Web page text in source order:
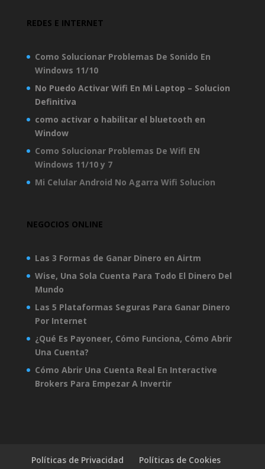
REDES E INTERNET
Como Solucionar Problemas De Sonido En
Windows 11/10
No Puedo Activar Wifi En Mi Laptop – Solucion
Definitiva
como activar o habilitar el bluetooth en
Window
Como Solucionar Problemas De Wifi EN
Windows 11/10 y 7
Mi Celular Android No Agarra Wifi Solucion
NEGOCIOS ONLINE
Las 3 Formas de Ganar Dinero en Airtm
Wise, Una Sola Cuenta Para Todo El Dinero Del
Mundo
Las 5 Plataformas Seguras Para Ganar Dinero
Por Internet
¿Qué Es Payoneer, Cómo Funciona, Cómo Abrir
Una Cuenta?
Cómo Abrir Una Cuenta Real En Interactive
Brokers Para Empezar A Invertir
Políticas de Privacidad Políticas de Cookies